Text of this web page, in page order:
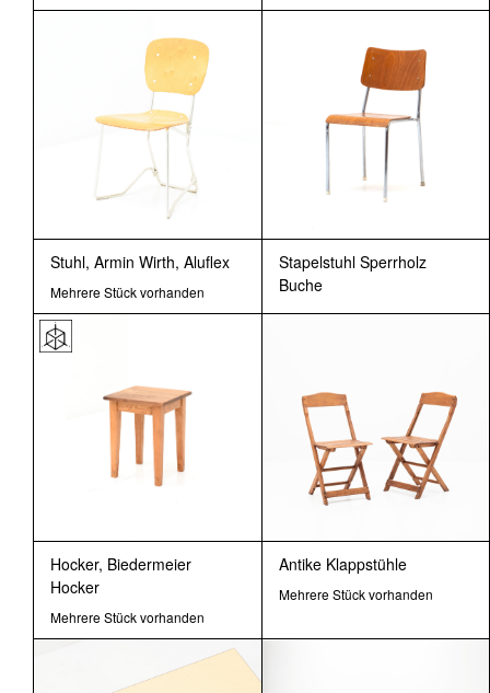
Stuhl, Armin Wirth, Aluflex
Mehrere Stück vorhanden
Stapelstuhl Sperrholz
Buche
Hocker, Biedermeier
Hocker
Mehrere Stück vorhanden
Antike Klappstühle
Mehrere Stück vorhanden